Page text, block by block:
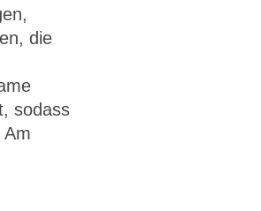
die
sodass